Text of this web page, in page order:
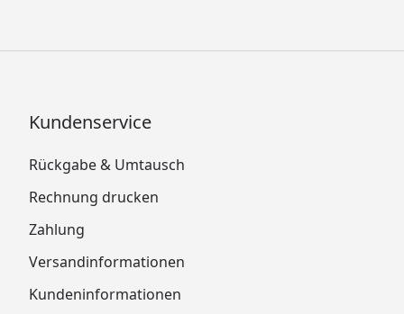
Kundenservice
Rückgabe & Umtausch
Rechnung drucken
Zahlung
Versandinformationen
Kundeninformationen